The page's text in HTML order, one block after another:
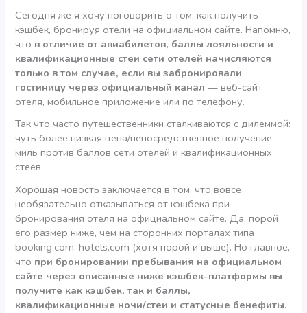
Сегодня же я хочу поговорить о том, как получить
кэшбек, бронируя отели на официальном сайте. Напомню,
что в отличие от авиабилетов, баллы лояльности и
квалификационные стеи сети отелей начисляются
только в том случае, если вы забронировали
гостиницу через официальный канал — веб-сайт
отеля, мобильное приложение или по телефону.
Так что часто путешественники сталкиваются с дилеммой:
чуть более низкая цена/непосредственное получение
миль против баллов сети отелей и квалификационных
стеев.
Хорошая новость заключается в том, что вовсе
необязательно отказываться от кэшбека при
бронирования отеля на официальном сайте. Да, порой
его размер ниже, чем на сторонних порталах типа
booking.com, hotels.com (хотя порой и выше). Но главное,
что при бронировании пребывания на официальном
сайте через описанные ниже кэшбек-платформы вы
получите как кэшбек, так и баллы,
квалификационные ночи/стеи и статусные бенефиты.